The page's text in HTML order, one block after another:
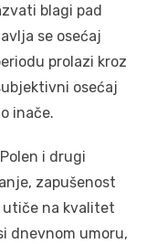
blagi pad
se osećaj
prolazi kroz
osećaj
inače.
i drugi
zapušenost
utiče na kvalitet
dnevnom umoru,